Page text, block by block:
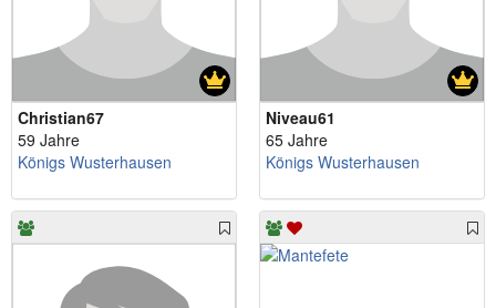
Christian67
59 Jahre
Königs Wusterhausen
Niveau61
65 Jahre
Königs Wusterhausen